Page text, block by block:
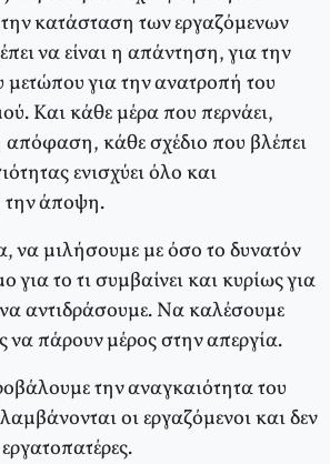
κατάσταση των εργαζόμενων
να είναι η απάντηση, για την
μετώπου για την ανατροπή του
Kαι κάθε μέρα που περνάει,
απόφαση, κάθε σχέδιο που βλέπει
ενισχύει όλο και
την άποψη.
να μιλήσουμε με όσο το δυνατόν
για το τι συμβαίνει και κυρίως για
αντιδράσουμε. Nα καλέσουμε
να πάρουν μέρος στην απεργία.
την αναγκαιότητα του
οι εργαζόμενοι και δεν